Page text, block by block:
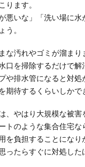
ります。
悪いな」「洗い場に
う。
な汚れやゴミが溜まり
口を掃除するだけで解
や排水管になると対
期待するくらいしかで
、やはり大規模な被害
トのような集合住宅
を負担することになり
ったらすぐに対処した